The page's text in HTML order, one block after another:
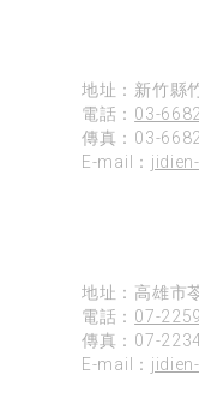
地址：新竹縣
電話： 03-
傳真：03-
E-mail：
地址：高雄市
電話： 07-
傳真：07-
E-mail：